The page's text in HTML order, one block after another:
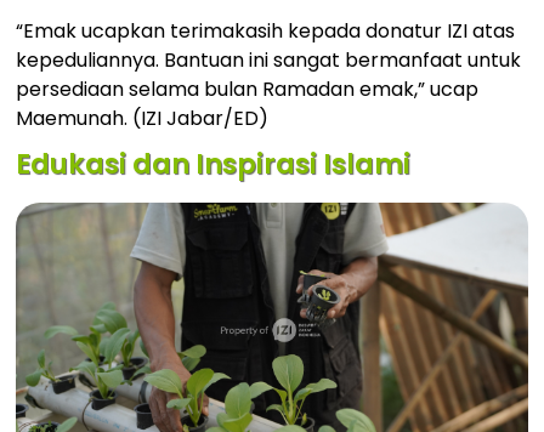
“Emak ucapkan terimakasih kepada donatur IZI atas
kepeduliannya. Bantuan ini sangat bermanfaat untuk
persediaan selama bulan Ramadan emak,” ucap
Maemunah. (IZI Jabar/ED)
Edukasi dan Inspirasi Islami